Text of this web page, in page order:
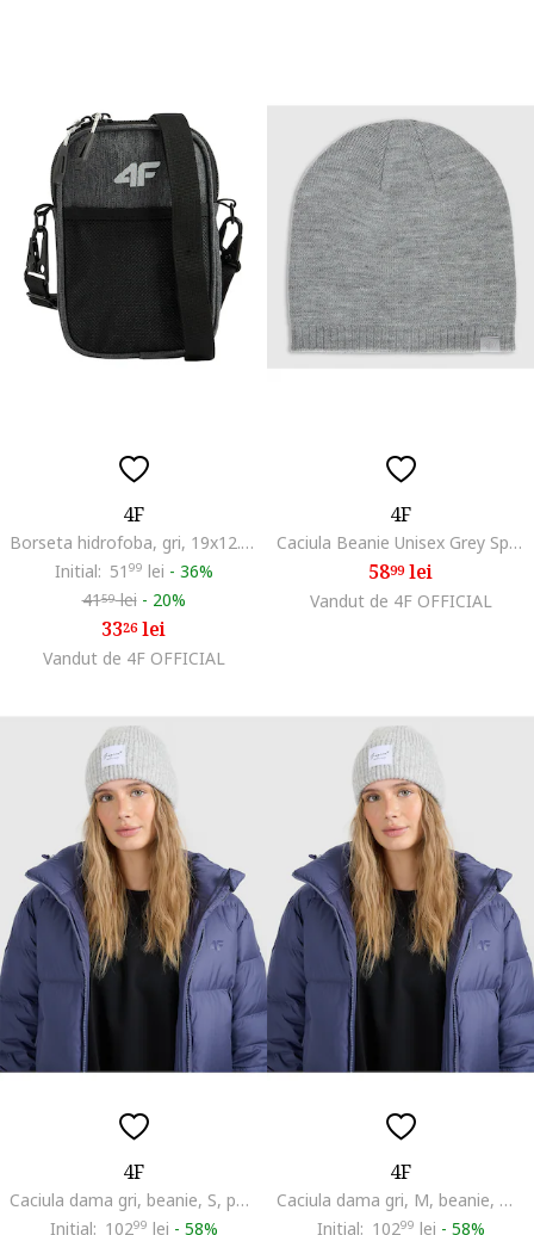
4F
Borseta hidrofoba, gri, 19x12.5x2cm, reglabila
Initial: 51 99 lei - 36%
4159lei - 20%
3326lei
Vandut de 4F OFFICIAL
4F
Caciula Beanie Unisex Grey Sportstyle Material Acril, Marime Universala, Confortabila pentru Activitati Outdoor
5899lei
Vandut de 4F OFFICIAL
4F
Caciula dama gri, beanie, S, poliester
Initial: 10299 lei - 58%
4F
Caciula dama gri, M, beanie, material sintetic, 10% lana
Initial: 10299 lei - 58%